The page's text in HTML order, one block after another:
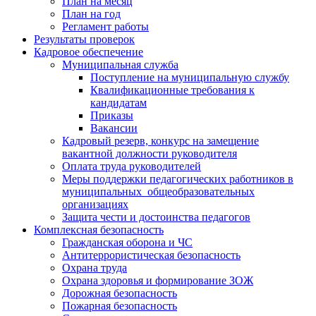
План на год
Регламент работы
Результаты проверок
Кадровое обеспечение
Муниципальная служба
Поступление на муниципальную службу
Квалификационные требования к
кандидатам
Приказы
Вакансии
Кадровый резерв, конкурс на замещение
вакантной должности руководителя
Оплата труда руководителей
Меры поддержки педагогических работников в
муниципальных общеобразовательных
организациях
Защита чести и достоинства педагогов
Комплексная безопасность
Гражданская оборона и ЧС
Антитеррористическая безопасность
Охрана труда
Охрана здоровья и формирование ЗОЖ
Дорожная безопасность
Пожарная безопасность